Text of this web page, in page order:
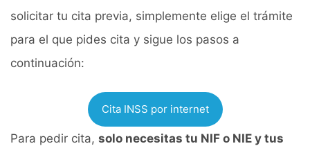
solicitar tu cita previa, simplemente elige el trámite
para el que pides cita y sigue los pasos a
continuación:
Cita INSS por internet
Para pedir cita, solo necesitas tu NIF o NIE y tus